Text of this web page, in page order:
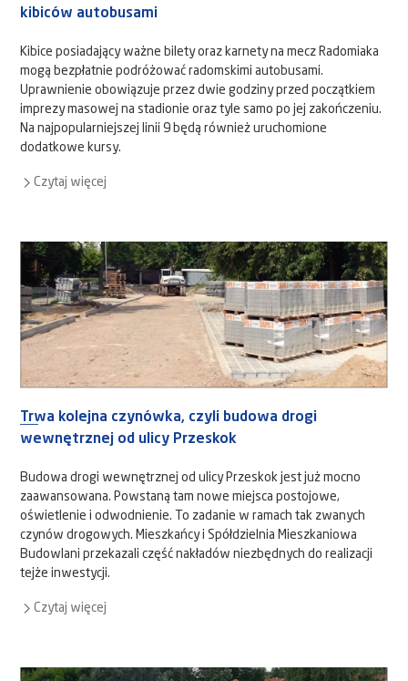
kibiców autobusami
Kibice posiadający ważne bilety oraz karnety na mecz Radomiaka
mogą bezpłatnie podróżować radomskimi autobusami.
Uprawnienie obowiązuje przez dwie godziny przed początkiem
imprezy masowej na stadionie oraz tyle samo po jej zakończeniu.
Na najpopularniejszej linii 9 będą również uruchomione
dodatkowe kursy.
Czytaj więcej
Trwa kolejna czynówka, czyli budowa drogi
wewnętrznej od ulicy Przeskok
Budowa drogi wewnętrznej od ulicy Przeskok jest już mocno
zaawansowana. Powstaną tam nowe miejsca postojowe,
oświetlenie i odwodnienie. To zadanie w ramach tak zwanych
czynów drogowych. Mieszkańcy i Spółdzielnia Mieszkaniowa
Budowlani przekazali część nakładów niezbędnych do realizacji
tejże inwestycji.
Czytaj więcej